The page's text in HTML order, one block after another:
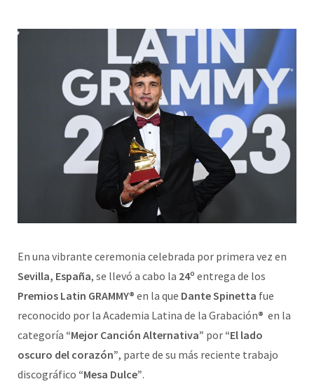
En una vibrante ceremonia celebrada por primera vez en
Sevilla, España, se llevó a cabo la 24º entrega de los
Premios Latin GRAMMY® en la que Dante Spinetta fue
reconocido por la Academia Latina de la Grabación® en la
categoría “Mejor Canción Alternativa” por “El lado
oscuro del corazón”, parte de su más reciente trabajo
discográfico “Mesa Dulce”.